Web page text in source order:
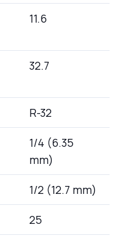
11.6
32.7
R-32
1/4 (6.35
mm)
1/2 (12.7 mm)
25